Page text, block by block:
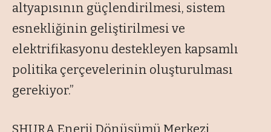
altyapısının güçlendirilmesi, sistem
esnekliğinin geliştirilmesi ve
elektrifikasyonu destekleyen kapsamlı
politika çerçevelerinin oluşturulması
gerekiyor.”
SHURA Enerji Dönüşümü Merkezi